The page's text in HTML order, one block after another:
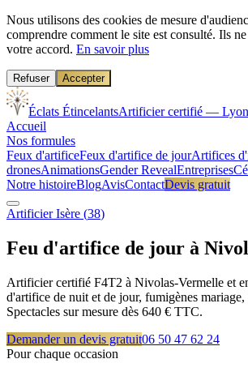
Nous utilisons des cookies de mesure
comprendre comment le site est consulté. Ils
votre accord. En savoir plus
Refuser Accepter
Éclats ÉtincelantsArtificier certifié —
Accueil
Nos formules
Feux d'artificeFeux d'artifice de jourArtifices
dronesAnimationsGender RevealEntreprises
Notre histoireBlogAvisContactDevis gratuit
ArtificierIsère (38)
Feu d'artifice de jour à
Artificier certifié F4T2 à Nivolas-Vermelle et
d'artifice de nuit et de jour, fumigènes
Spectacles sur mesure dès 640 € TTC.
Demander un devis gratuit06 50 47 62 24
Pour chaque occasion